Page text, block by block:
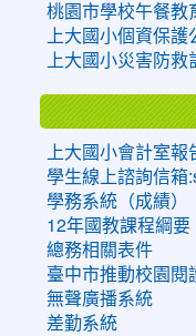
桃園市學校午餐教
上大國小個資保護
上大國小災害防救
上大國小會計室報
學生線上諮詢信箱
學務系統（成績）
12年國教課程綱要
總務相關表件
臺中市推動校園閱
無聲廣播系統
差勤系統